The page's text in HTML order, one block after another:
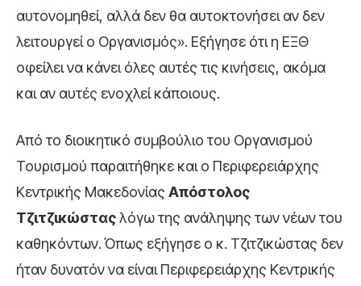
αυτονομηθεί, αλλά δεν θα αυτοκτονήσει αν δεν
λειτουργεί ο Οργανισμός». Εξήγησε ότι η ΕΞΘ
οφείλει να κάνει όλες αυτές τις κινήσεις, ακόμα
και αν αυτές ενοχλεί κάποιους.
Από το διοικητικό συμβούλιο του Οργανισμού
Τουρισμού παραιτήθηκε και ο Περιφερειάρχης
Κεντρικής Μακεδονίας Απόστολος
Τζιτζικώσταςλόγω της ανάληψης των νέων του
καθηκόντων. Όπως εξήγησε ο κ. Τζιτζικώστας δεν
ήταν δυνατόν να είναι Περιφερειάρχης Κεντρικής